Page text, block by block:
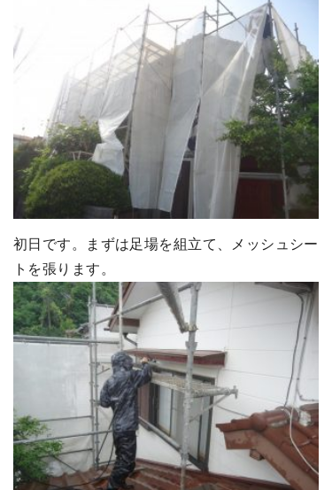
初日です。まずは足場を組立て、メッシュシー
トを張ります。